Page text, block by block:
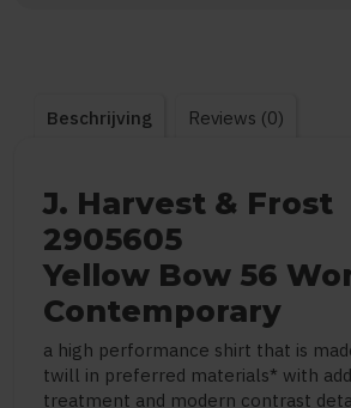
Beschrijving Reviews (0)
J. Harvest & Frost
2905605
Yellow Bow 56
Contemporary
a high performance shirt that is
twill in preferred materials* with
treatment and modern contrast